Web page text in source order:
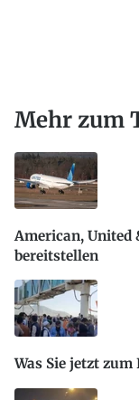
Mehr zum
American, United
bereitstellen
Was Sie jetzt